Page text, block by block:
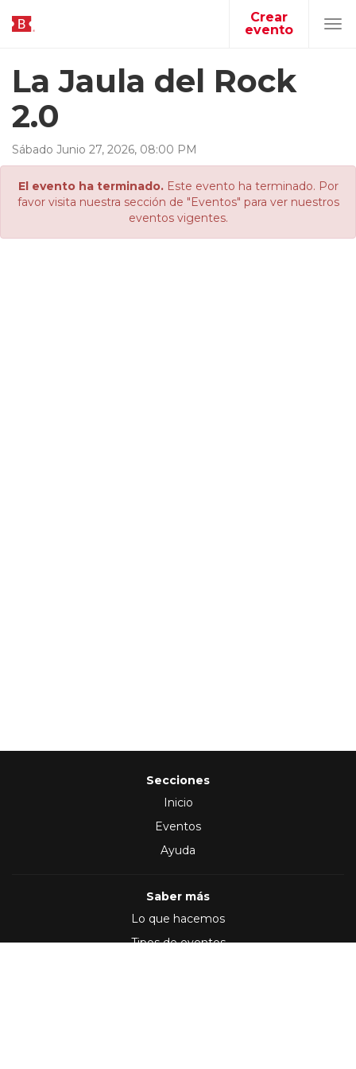
Crear
evento
La Jaula del Rock
2.0
Sábado Junio 27, 2026, 08:00 PM
El evento ha terminado.Este evento ha terminado. Por
favor visita nuestra sección de "Eventos" para ver nuestros
eventos vigentes.
Secciones
Inicio
Eventos
Ayuda
Saber más
Lo que hacemos
Tipos de eventos